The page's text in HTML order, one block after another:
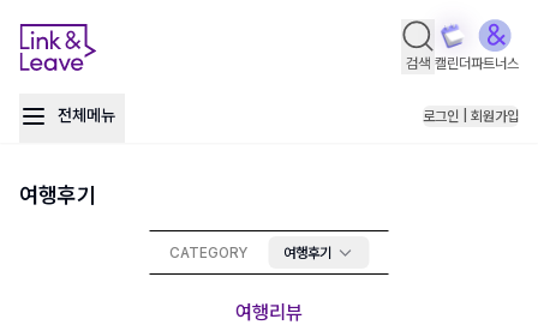
검색 캘린더파트너스
전체메뉴 로그인 | 회원가입
여행후기
CATEGORY 여행후기
여행리뷰